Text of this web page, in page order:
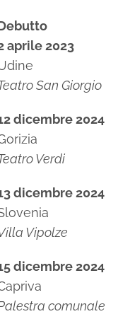
aprile 2023
San Giorgio
dicembre 2024
Verdi
dicembre 2024
Vipolze
dicembre 2024
comunale